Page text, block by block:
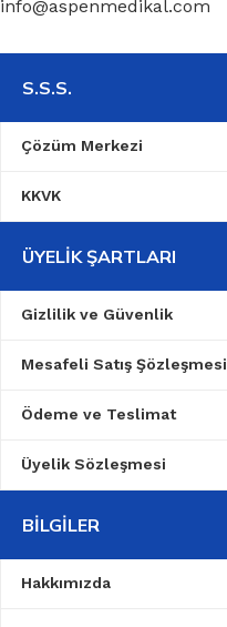
info@aspenmedikal.com
S.S.S.
Çözüm Merkezi
KKVK
ÜYELIK ŞARTLARI
Gizlilik ve Güvenlik
Mesafeli Satış Şözleşmesi
Ödeme ve Teslimat
Üyelik Sözleşmesi
BILGILER
Hakkımızda